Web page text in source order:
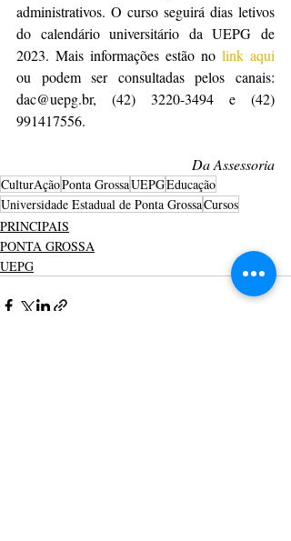
administrativos. O curso seguirá dias letivos
do calendário universitário da UEPG de
2023. Mais informações estão no
ou podem ser consultadas pelos canais:
dac@uepg.br, (42) 3220-3494 e (42)
991417556.
Da Assessoria
CulturAçãoPonta GrossaUEPGEducação
Universidade Estadual de Ponta GrossaCursos
PRINCIPAIS
PONTA GROSSA
UEPG